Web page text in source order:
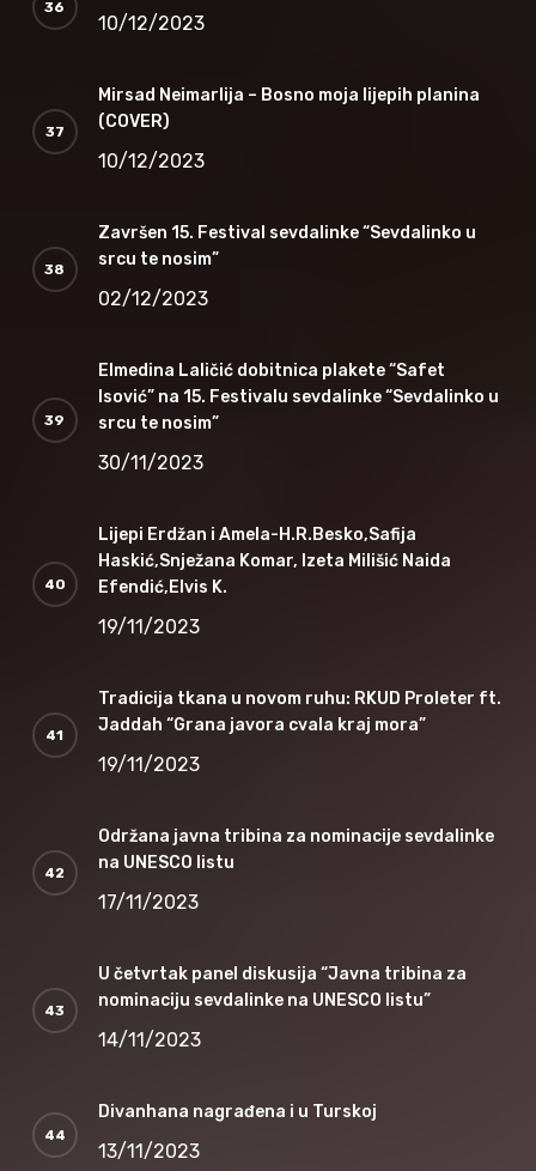
10/12/2023
Mirsad Neimarlija – Bosno moja lijepih planina
(COVER)
10/12/2023
Završen 15. Festival sevdalinke “Sevdalinko u
srcu te nosim”
02/12/2023
Elmedina Laličić dobitnica plakete “Safet
Isović” na 15. Festivalu sevdalinke “Sevdalinko u
srcu te nosim”
30/11/2023
Lijepi Erdžan i Amela-H.R.Besko,Safija
Haskić,Snježana Komar, Izeta Milišić Naida
Efendić,Elvis K.
19/11/2023
Tradicija tkana u novom ruhu: RKUD Proleter ft.
Jaddah “Grana javora cvala kraj mora”
19/11/2023
Održana javna tribina za nominacije sevdalinke
na UNESCO listu
17/11/2023
U četvrtak panel diskusija “Javna tribina za
nominaciju sevdalinke na UNESCO listu”
14/11/2023
Divanhana nagrađena i u Turskoj
13/11/2023